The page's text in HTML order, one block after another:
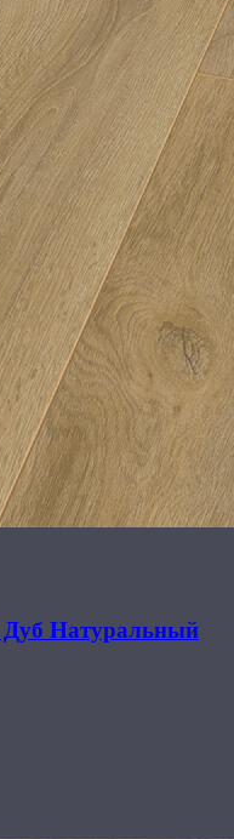
Дуб Натуральный